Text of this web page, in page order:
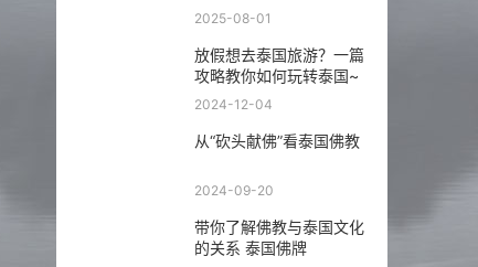
荣发达？
2025-08-01
放假想去泰国旅游？一篇
攻略教你如何玩转泰国~
2024-12-04
从“砍头献佛”看泰国佛教
2024-09-20
带你了解佛教与泰国文化
的关系 泰国佛牌